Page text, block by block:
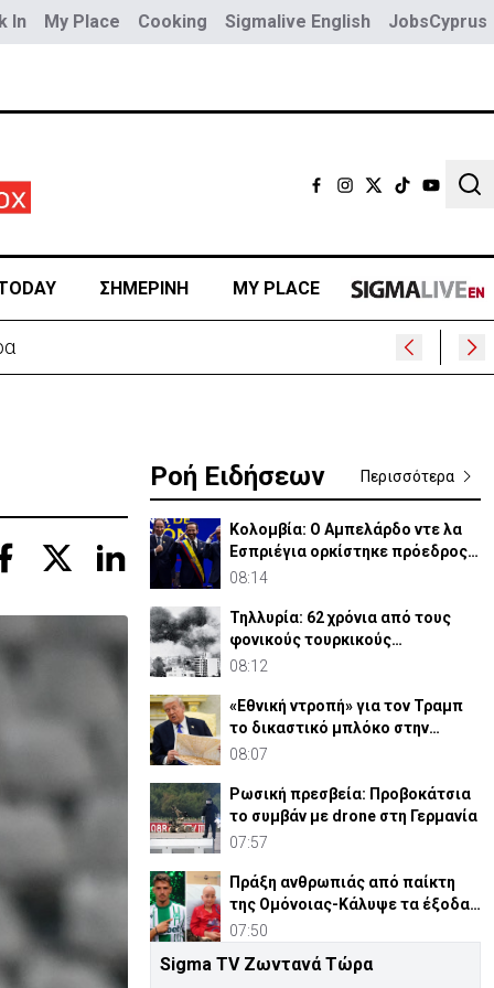
In My Place Cooking Sigmalive English JobsCyprus
ΣΗΜΕΡΙΝΗ MY PLACE
Ροή Ειδήσεων Περισσότερα
Κολομβία: Ο Αμπελάρδο ντε λα
Εσπριέγια ορκίστηκε πρόεδρος
της χώρας
08:14
Τηλλυρία: 62 χρόνια από τους
φονικούς τουρκικούς
βομβαρδισμούς
08:12
«Εθνική ντροπή» για τον Τραμπ
το δικαστικό μπλόκο στην
αίθουσα χορού
08:07
Ρωσική πρεσβεία: Προβοκάτσια
το συμβάν με drone στη Γερμανία
07:57
Πράξη ανθρωπιάς από παίκτη
της Ομόνοιας-Κάλυψε τα έξοδα
νοσηλείας παιδιού
07:50
30 χρόνια από τις δολοφονίες
Sigma TV Ζωντανά Τώρα